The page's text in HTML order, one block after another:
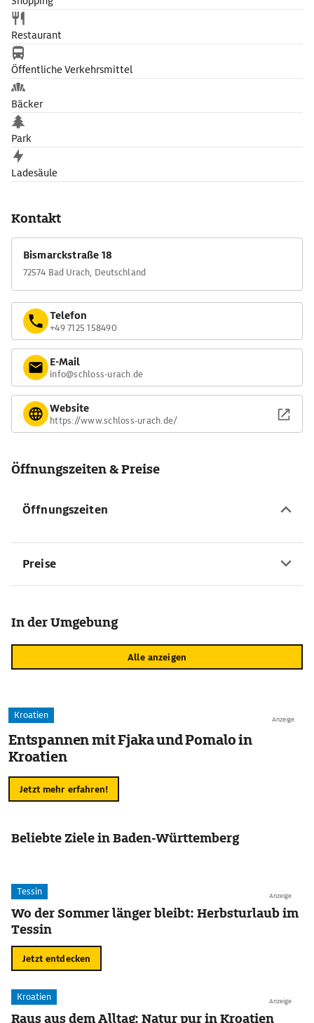
Restaurant
Öffentliche Verkehrsmittel
Bäcker
Park
Ladesäule
Kontakt
Bismarckstraße 18
72574 Bad Urach, Deutschland
Telefon
+49 7125 158490
E-Mail
info@schloss-urach.de
Website
https://www.schloss-urach.de/
Öffnungszeiten & Preise
Öffnungszeiten
Preise
In der Umgebung
Alle anzeigen
Anzeige
Kroatien
Entspannen mit Fjaka und Pomalo in
Kroatien
Jetzt mehr erfahren!
Beliebte Ziele in Baden-Württemberg
Anzeige
Tessin
Wo der Sommer länger bleibt: Herbsturlaub im
Tessin
Jetzt entdecken
Anzeige
Kroatien
Raus aus dem Alltag: Natur pur in Kroatien